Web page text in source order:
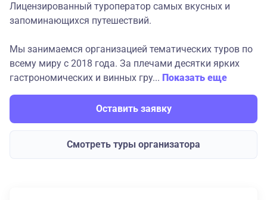
Лицензированный туроператор самых вкусных и
запоминающихся путешествий.
Мы занимаемся организацией тематических туров по
всему миру с 2018 года. За плечами десятки ярких
гастрономических и винных гру... Показать еще
Оставить заявку
Смотреть туры организатора